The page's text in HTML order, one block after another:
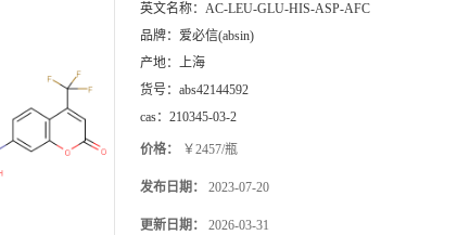
英文名称： AC-LEU-GLU-HIS-ASP-AFC
品牌： 爱必信(absin)
产地： 上海
货号： abs42144592
cas： 210345-03-2
价格： ￥2457/瓶
发布日期： 2023-07-20
更新日期： 2026-03-31